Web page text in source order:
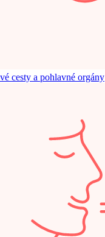
cesty a pohlavné orgány